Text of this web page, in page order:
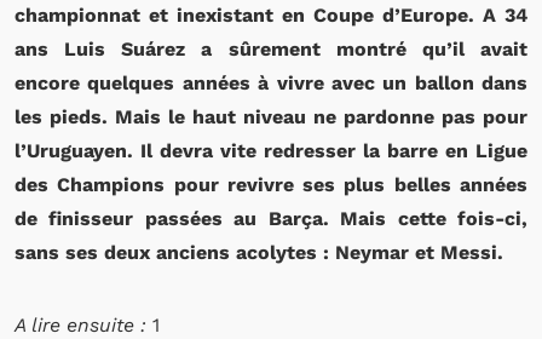
championnat et inexistant en Coupe d’Europe. A 34
ans Luis Suárez a sûrement montré qu’il avait
encore quelques années à vivre avec un ballon dans
les pieds. Mais le haut niveau ne pardonne pas pour
l’Uruguayen. Il devra vite redresser la barre en Ligue
des Champions pour revivre ses plus belles années
de finisseur passées au Barça. Mais cette fois-ci,
sans ses deux anciens acolytes : Neymar et Messi.
A lire ensuite : 1